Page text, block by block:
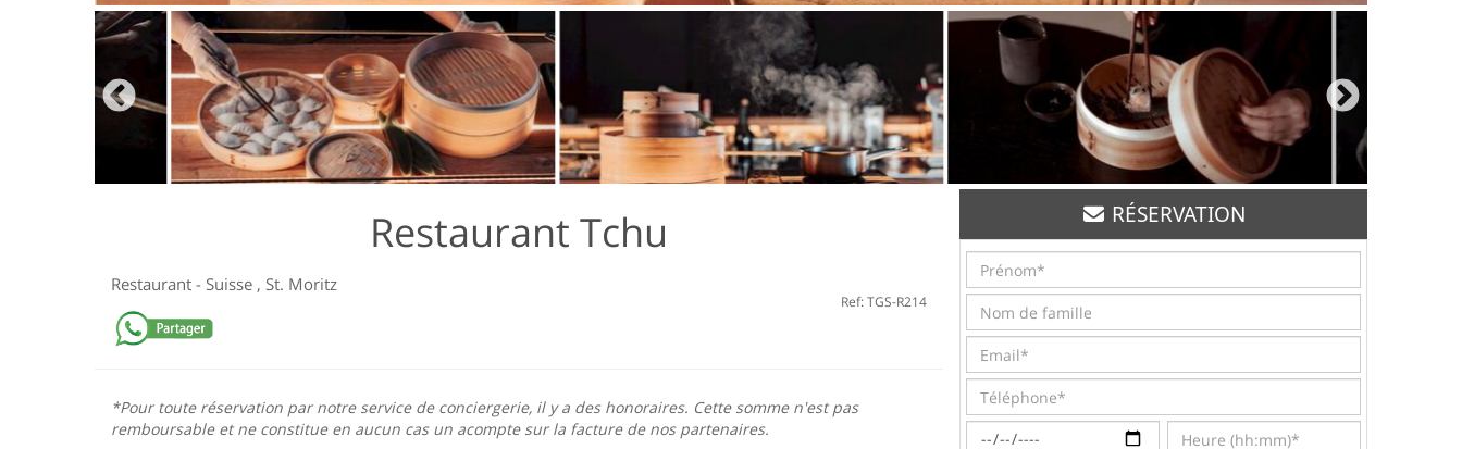
Restaurant Tchu
Restaurant - Suisse , St. Moritz
Ref: TGS-R214
*Pour toute réservation par notre service de conciergerie, il y a des honoraires. Cette somme n'est pas
remboursable et ne constitue en aucun cas un acompte sur la facture de nos partenaires.
RÉSERVATION